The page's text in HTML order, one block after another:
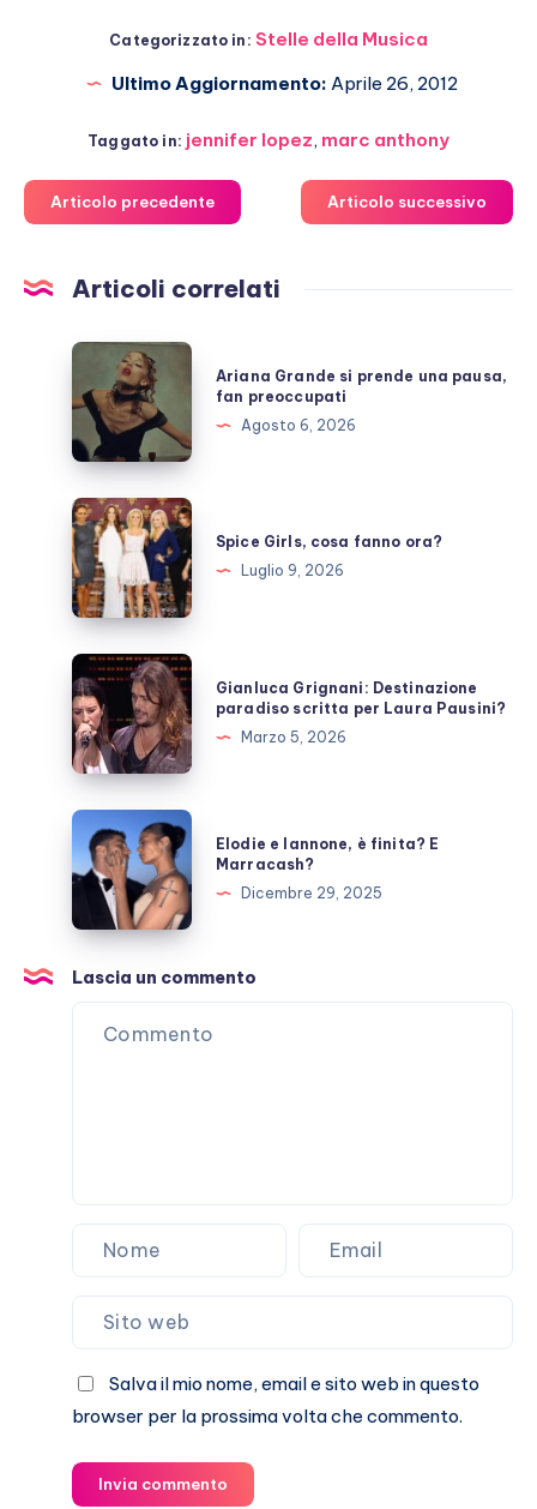
Categorizzato in: Stelle della Musica
Ultimo Aggiornamento: Aprile 26, 2012
Taggato in: jennifer lopez, marc anthony
Articolo precedente Articolo successivo
Articoli correlati
Ariana
Grande
si
prende
una
pausa,
fan
preoccupati
Ariana Grande si prende una pausa,
fan preoccupati
Agosto 6, 2026
Spice
Girls,
cosa
fanno
ora?
Spice Girls, cosa fanno ora?
Luglio 9, 2026
Gianluca
Grignani:
Destinazione
paradiso
scritta
per
Laura
Pausini?
Gianluca Grignani: Destinazione
paradiso scritta per Laura Pausini?
Marzo 5, 2026
Elodie
e
Iannone,
finita?
E
Marracash?
Elodie e Iannone, è finita? E
Marracash?
Dicembre 29, 2025
Lascia un commento
Salva il mio nome, email e sito web in questo
browser per la prossima volta che commento.
Invia commento